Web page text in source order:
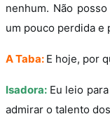
nenhum. Não
um pouco perdida e
A Taba: E hoje, por
Isadora: Eu leio
admirar o talento